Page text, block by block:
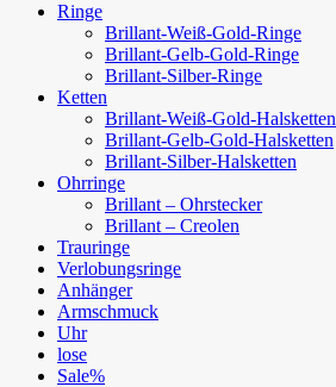
Ringe
Brillant-Weiß-Gold-Ringe
Brillant-Gelb-Gold-Ringe
Brillant-Silber-Ringe
Ketten
Brillant-Weiß-Gold-Halsketten
Brillant-Gelb-Gold-Halsketten
Brillant-Silber-Halsketten
Ohrringe
Brillant – Ohrstecker
Brillant – Creolen
Trauringe
Verlobungsringe
Anhänger
Armschmuck
Uhr
lose
Sale%